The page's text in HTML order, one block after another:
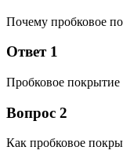
Почему пробковое
Ответ 1
Пробковое покрытие
Вопрос 2
Как пробковое